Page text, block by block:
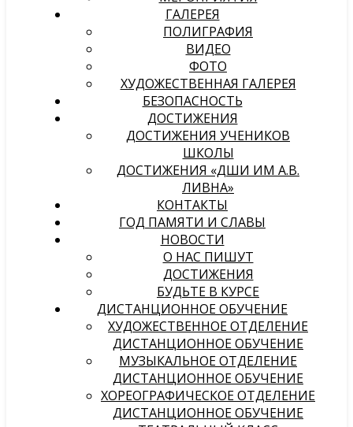
ГАЛЕРЕЯ
ПОЛИГРАФИЯ
ВИДЕО
ФОТО
ХУДОЖЕСТВЕННАЯ ГАЛЕРЕЯ
БЕЗОПАСНОСТЬ
ДОСТИЖЕНИЯ
ДОСТИЖЕНИЯ УЧЕНИКОВ
ШКОЛЫ
ДОСТИЖЕНИЯ «ДШИ ИМ А.В.
ЛИВНА»
КОНТАКТЫ
ГОД ПАМЯТИ И СЛАВЫ
НОВОСТИ
О НАС ПИШУТ
ДОСТИЖЕНИЯ
БУДЬТЕ В КУРСЕ
ДИСТАНЦИОННОЕ ОБУЧЕНИЕ
ХУДОЖЕСТВЕННОЕ ОТДЕЛЕНИЕ
ДИСТАНЦИОННОЕ ОБУЧЕНИЕ
МУЗЫКАЛЬНОЕ ОТДЕЛЕНИЕ
ДИСТАНЦИОННОЕ ОБУЧЕНИЕ
ХОРЕОГРАФИЧЕСКОЕ ОТДЕЛЕНИЕ
ДИСТАНЦИОННОЕ ОБУЧЕНИЕ